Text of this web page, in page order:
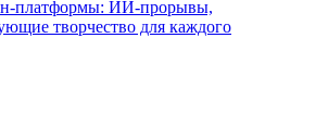
платформы: ИИ-прорывы,
творчество для каждого